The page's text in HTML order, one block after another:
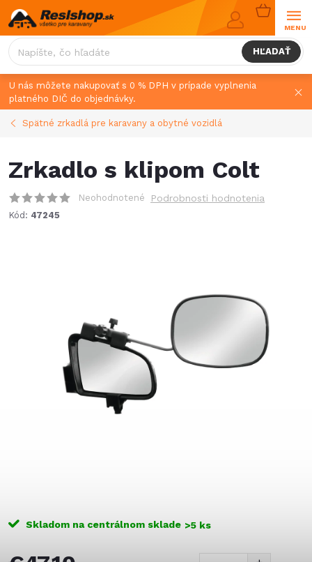
Prejsť
na
obsah
HĽADAŤ
KOŠÍK
U nás môžete nakupovať s 0 % DPH v prípade vyplnenia
platného DIČ do objednávky.
Spätné zrkadlá pre karavany a obytné vozidlá
Zrkadlo s klipom Colt
Neohodnotené Podrobnosti hodnotenia
Kód: 47245
Skladom na centrálnom sklade >5 ks